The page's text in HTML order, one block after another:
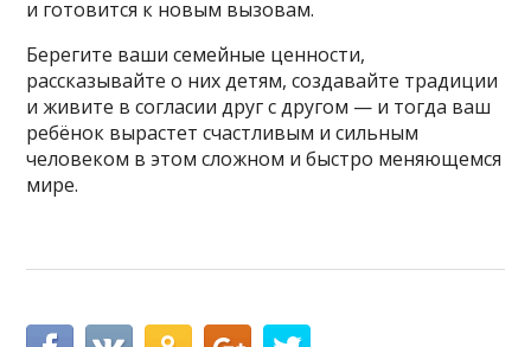
и готовится к новым вызовам.
Берегите ваши семейные ценности,
рассказывайте о них детям, создавайте традиции
и живите в согласии друг с другом — и тогда ваш
ребёнок вырастет счастливым и сильным
человеком в этом сложном и быстро меняющемся
мире.